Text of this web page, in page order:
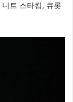
트 스타킹, 큐롯